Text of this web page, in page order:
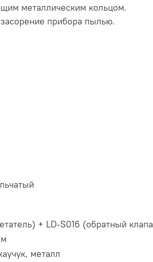
металлическим кольцом.
прибора пылью.
+ LD-S016 (обратный
металл